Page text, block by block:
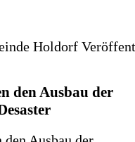
Holdorf
den Ausbau der